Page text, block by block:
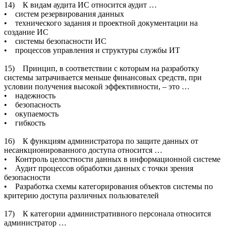
14) К видам аудита ИС относится аудит …
• систем резервирования данных
• технического задания и проектной документации на
создание ИС
• системы безопасности ИС
• процессов управления и структуры службы ИТ
15) Принцип, в соответствии с которым на разработку
системы затрачивается меньше финансовых средств, при
условии получения высокой эффективности, – это …
• надежность
• безопасность
• окупаемость
• гибкость
16) К функциям администратора по защите данных от
несанкционированного доступа относится …
• Контроль целостности данных в информационной системе
• Аудит процессов обработки данных с точки зрения
безопасности
• Разработка схемы категорирования объектов системы по
критерию доступа различных пользователей
17) К категории административного персонала относится
администратор …